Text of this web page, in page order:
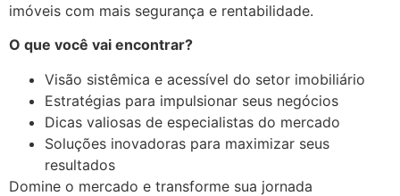
imóveis com mais segurança e rentabilidade.
O que você vai encontrar?
Visão sistêmica e acessível do setor imobiliário
Estratégias para impulsionar seus negócios
Dicas valiosas de especialistas do mercado
Soluções inovadoras para maximizar seus
resultados
Domine o mercado e transforme sua jornada